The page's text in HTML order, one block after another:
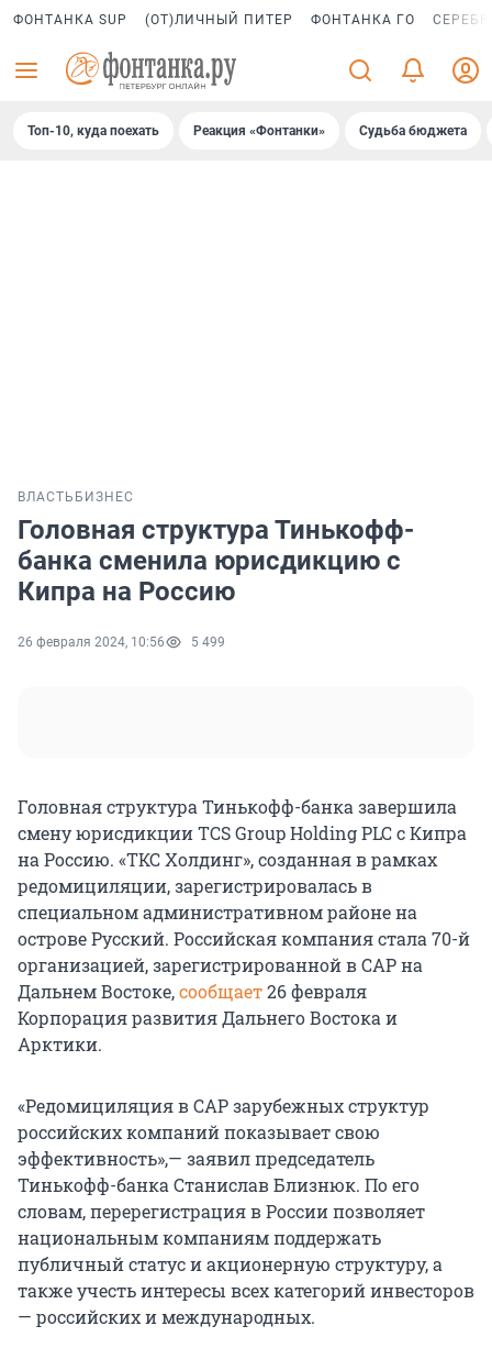
ФОНТАНКА SUP (ОТ)ЛИЧНЫЙ ПИТЕР ФОНТАНКА ГО
Топ-10, куда поехать Реакция «Фонтанки» Судьба бюджета
ВЛАСТЬ БИЗНЕС
Головная структура Тинькофф-
банка сменила юрисдикцию с
Кипра на Россию
26 февраля 2024, 10:56 5 499
Головная структура Тинькофф-банка завершила
смену юрисдикции TCS Group Holding PLC с Кипра
на Россию. «ТКС Холдинг», созданная в рамках
редомициляции, зарегистрировалась в
специальном административном районе на
острове Русский. Российская компания стала 70-й
организацией, зарегистрированной в САР на
Дальнем Востоке,сообщает26 февраля
Корпорация развития Дальнего Востока и
Арктики.
«Редомициляция в САР зарубежных структур
российских компаний показывает свою
эффективность»,— заявил председатель
Тинькофф-банка Станислав Близнюк. По его
словам, перерегистрация в России позволяет
национальным компаниям поддержать
публичный статус и акционерную структуру, а
также учесть интересы всех категорий инвесторов
— российских и международных.